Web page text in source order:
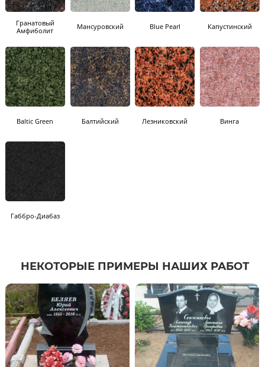
Гранатовый
Амфиболит
Мансуровский Blue Pearl Капустинский
Baltic Green Балтийский Лезниковский Винга
Габбро-Диабаз
НЕКОТОРЫЕ ПРИМЕРЫ НАШИХ РАБОТ